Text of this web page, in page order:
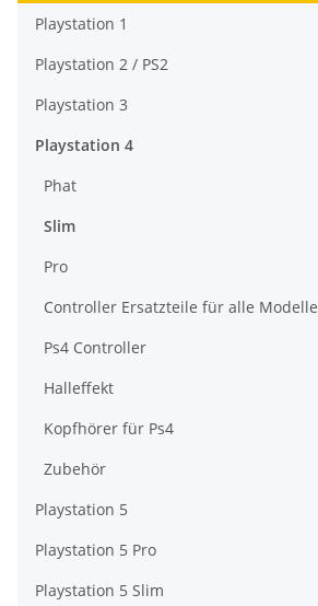
Playstation 1
Playstation 2 / PS2
Playstation 3
Playstation 4
Phat
Slim
Pro
Controller Ersatzteile für alle Modelle
Ps4 Controller
Halleffekt
Kopfhörer für Ps4
Zubehör
Playstation 5
Playstation 5 Pro
Playstation 5 Slim